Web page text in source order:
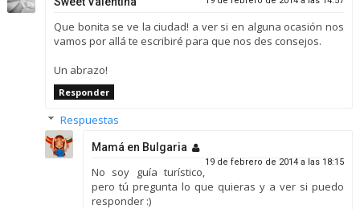
Que bonita se ve la ciudad! a ver si en alguna ocasión nos
vamos por allá te escribiré para que nos des consejos.
Un abrazo!
Responder
Respuestas
Mamá en Bulgaria
19 de febrero de 2014 a las 18:15
No soy guía turístico,
pero tú pregunta lo que quieras y a ver si puedo
responder :)